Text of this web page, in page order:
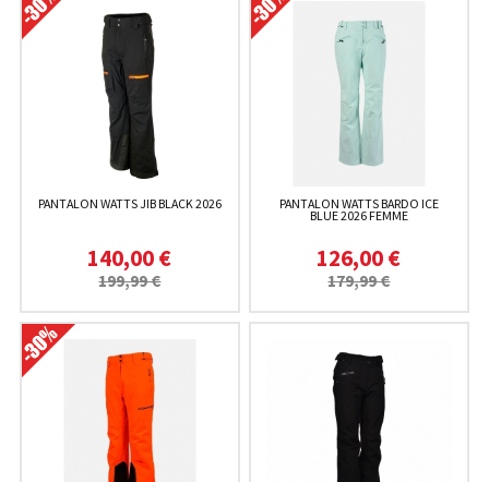
PANTALON WATTS JIB BLACK 2026
140,00 €
199,99 €
PANTALON WATTS BARDO ICE
BLUE 2026 FEMME
126,00 €
179,99 €